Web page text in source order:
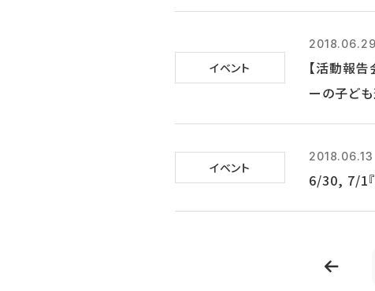
イベント
2018.06.29
【活動報告
ーの子ど
イベント
2018.06.13
6/30, 7/1『